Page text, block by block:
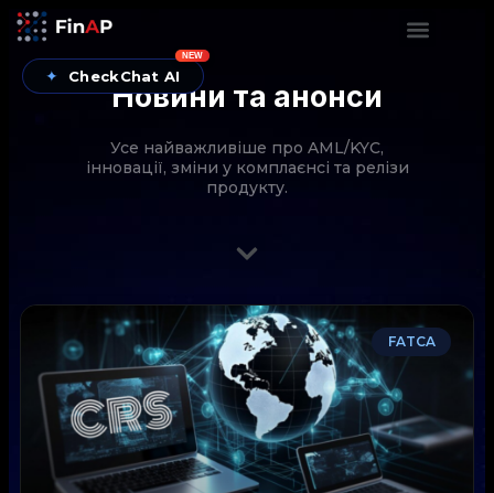
✦ CheckChat AI
NEW
Новини та анонси
Усе найважливіше про AML/KYC,
інновації, зміни у комплаєнсі та релізи
продукту.
FATCA